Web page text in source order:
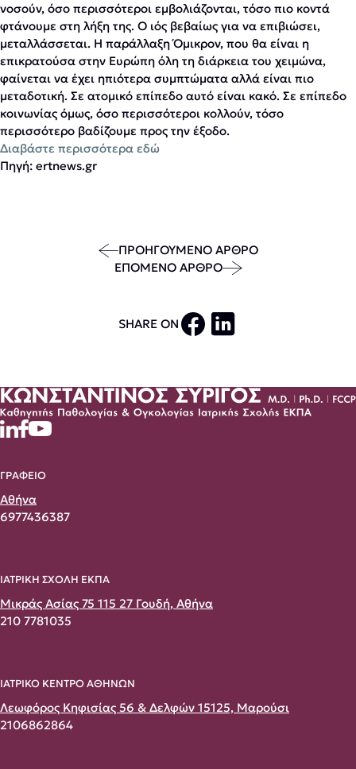
νοσούν, όσο περισσότεροι εμβολιάζονται, τόσο πιο κοντά
φτάνουμε στη λήξη της. Ο ιός βεβαίως για να επιβιώσει,
μεταλλάσσεται. Η παράλλαξη Όμικρον, που θα είναι η
επικρατούσα στην Ευρώπη όλη τη διάρκεια του χειμώνα,
φαίνεται να έχει ηπιότερα συμπτώματα αλλά είναι πιο
μεταδοτική. Σε ατομικό επίπεδο αυτό είναι κακό. Σε επίπεδο
κοινωνίας όμως, όσο περισσότεροι κολλούν, τόσο
περισσότερο βαδίζουμε προς την έξοδο.
Διαβάστε περισσότερα εδώ
Πηγή: ertnews.gr
ΠΡΟΗΓΟΥΜΕΝΟ ΑΡΘΡΟ
SHARE ON
ΕΠΟΜΕΝΟ ΑΡΘΡΟ
ΓΡΑΦΕΙΟ
Αθήνα
6977436387
ΙΑΤΡΙΚΗ ΣΧΟΛΗ ΕΚΠΑ
Μικράς Ασίας 75 115 27 Γουδή, Αθήνα
210 7781035
ΙΑΤΡΙΚΟ ΚΕΝΤΡΟ ΑΘΗΝΩΝ
Λεωφόρος Κηφισίας 56 & Δελφών 15125, Μαρούσι
2106862864